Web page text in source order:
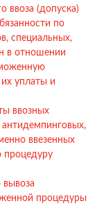
ввоза (допуска)
по
специальных,
в отношении
уплаты и
ввозных
ввезенных
вывоза
процедуры